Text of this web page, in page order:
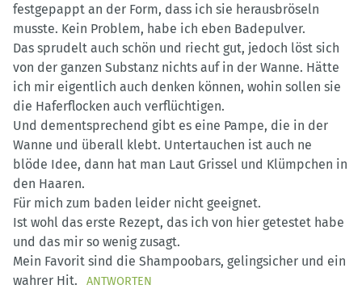
festgepappt an der Form, dass ich sie herausbröseln
musste. Kein Problem, habe ich eben Badepulver.
Das sprudelt auch schön und riecht gut, jedoch löst sich
von der ganzen Substanz nichts auf in der Wanne. Hätte
ich mir eigentlich auch denken können, wohin sollen sie
die Haferflocken auch verflüchtigen.
Und dementsprechend gibt es eine Pampe, die in der
Wanne und überall klebt. Untertauchen ist auch ne
blöde Idee, dann hat man Laut Grissel und Klümpchen in
den Haaren.
Für mich zum baden leider nicht geeignet.
Ist wohl das erste Rezept, das ich von hier getestet habe
und das mir so wenig zusagt.
Mein Favorit sind die Shampoobars, gelingsicher und ein
wahrer Hit.
ANTWORTEN